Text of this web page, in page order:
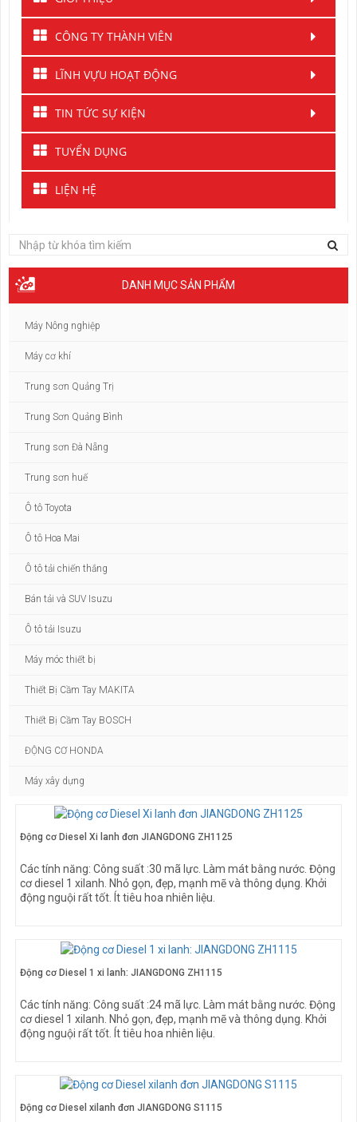
CÔNG TY THÀNH VIÊN
LĨNH VỰU HOẠT ĐỘNG
TIN TỨC SỰ KIỆN
TUYỂN DỤNG
LIỆN HỆ
DANH MỤC SẢN PHẨM
Máy Nông nghiệp
Máy cơ khí
Trung sơn Quảng Trị
Trung Sơn Quảng Bình
Trung sơn Đà Nẵng
Trung sơn huế
Ô tô Toyota
Ô tô Hoa Mai
Ô tô tải chiến thắng
Bán tải và SUV Isuzu
Ô tô tải Isuzu
Máy móc thiết bị
Thiết Bị Cầm Tay MAKITA
Thiết Bị Cầm Tay BOSCH
ĐỘNG CƠ HONDA
Máy xây dựng
Động cơ Diesel Xi lanh đơn JIANGDONG ZH1125
Các tính năng: Công suất :30 mã lực. Làm mát bằng nước. Động
cơ diesel 1 xilanh. Nhỏ gọn, đẹp, mạnh mẽ và thông dụng. Khởi
động nguội rất tốt. Ít tiêu hoa nhiên liệu.
Động cơ Diesel 1 xi lanh: JIANGDONG ZH1115
Các tính năng: Công suất :24 mã lực. Làm mát bằng nước. Động
cơ diesel 1 xilanh. Nhỏ gọn, đẹp, mạnh mẽ và thông dụng. Khởi
động nguội rất tốt. Ít tiêu hoa nhiên liệu.
Động cơ Diesel xilanh đơn JIANGDONG S1115